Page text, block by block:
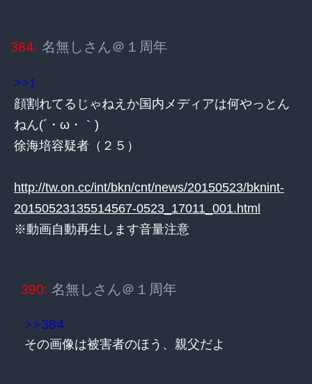
384: 名無しさん＠１周年
>>1
顔割れてるじゃねえか国内メディアは何やっとん
ねん(´・ω・｀)
徐海培容疑者（２５）
http://tw.on.cc/int/bkn/cnt/news/20150523/bknint-
20150523135514567-0523_17011_001.html
※動画自動再生します音量注意
390: 名無しさん＠１周年
>>384
その画像は被害者のほう、親父だよ